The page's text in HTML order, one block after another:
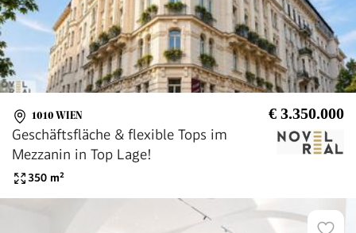
1010 WIEN € 3.350.000
Geschäftsfläche & flexible Tops im
Mezzanin in Top Lage!
350 m²